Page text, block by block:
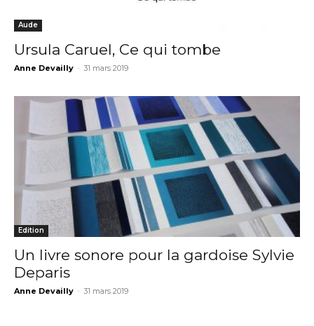
Aude
Ursula Caruel, Ce qui tombe
Anne Devailly - 31 mars 2019
Edition
Un livre sonore pour la gardoise Sylvie
Deparis
Anne Devailly - 31 mars 2019